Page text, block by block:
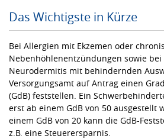
Das Wichtigste in Kürze
Bei Allergien mit Ekzemen oder
Nebenhöhlenentzündungen sowie
Neurodermitis mit behindernden
Versorgungsamt auf Antrag einen
(GdB) feststellen. Ein
erst ab einem GdB von 50 ausgestellt
einem GdB von 20 kann die GdB-
z.B. eine Steuerersparnis.